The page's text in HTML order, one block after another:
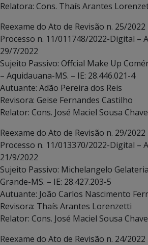
Relatora: Cons. Thaís Arantes
Reexame do Ato de Revisão n. 25/2022
Processo n. 11/011748/2022-Digital –
29/7/2022
Sujeito Passivo: Offcial Make Up
– Aquidauana-MS. – IE: 28.446.021-4
Autuante: Adão Pereira dos Reis
Revisora: Geise Fernandes Castilho
Relator: Cons. José Maciel Sousa
Reexame do Ato de Revisão n. 29/2022
Processo n. 11/013370/2022-Digital –
21/9/2022
Sujeito Passivo: Michelangelo
Grande-MS. – IE: 28.427.203-5
Autuante: João Carlos Nascimento
Revisora: Thaís Arantes Lorenzetti
Relator: Cons. José Maciel Sousa
Reexame do Ato de Revisão n. 24/2022